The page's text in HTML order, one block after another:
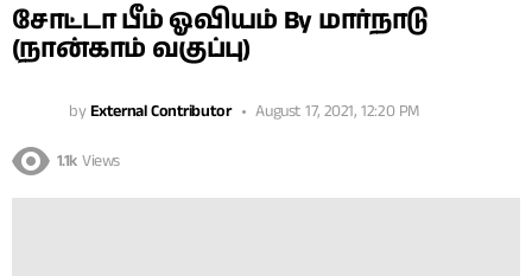
சோட்டா பீம் ஓவியம் By மார்நாடு
(நான்காம் வகுப்பு)
byExternal Contributor August 17, 2021, 12:20 PM
1.1k Views